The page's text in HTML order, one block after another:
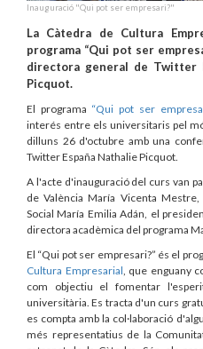
Inauguració "Qui pot ser empresari?"
La Càtedra de Cultura
programa “Qui pot ser
directora general de Twitter
Picquot.
El programa “Qui pot ser
interés entre els universitaris pel
dilluns 26 d'octubre amb una
Twitter España Nathalie Picquot.
A l'acte d'inauguració del curs van
de València María Vicenta
Social María Emilia Adán, el
directora acadèmica del programa
El “Qui pot ser empresari?” és el
Cultura Empresarial, que enguany
com objectiu el fomentar
universitària. Es tracta d'un curs
es compta amb la col·laboració
més representatius de la